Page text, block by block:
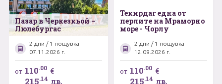
Пазар в Черкезкьой –
Люлебургас
2 дни / 1 нощувка
07.11.2026 г.
от 110.00 €
215.14 лв.
Текирдаг една от
перлите на Мраморно
море - Чорлу
2 дни / 1 нощувка
12.09.2026 г.
от 110.00 €
215.14 лв.